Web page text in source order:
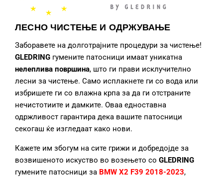
ЛЕСНО ЧИСТЕЊЕ И ОДРЖУВАЊЕ
Заборавете на долготрајните процедури за чистење!
GLEDRING гумените патосници имаат уникатна
нелеплива површина, што ги прави исклучително
лесни за чистење. Само исплакнете ги со вода или
избришете ги со влажна крпа за да ги отстраните
нечистотиите и дамките. Оваа едноставна
одржливост гарантира дека вашите патосници
секогаш ќе изгледаат како нови.
Кажете им збогум на сите грижи и добредојде за
возвишеното искуство во возењето со GLEDRING
гумените патосници за BMW X2 F39 2018-2023,